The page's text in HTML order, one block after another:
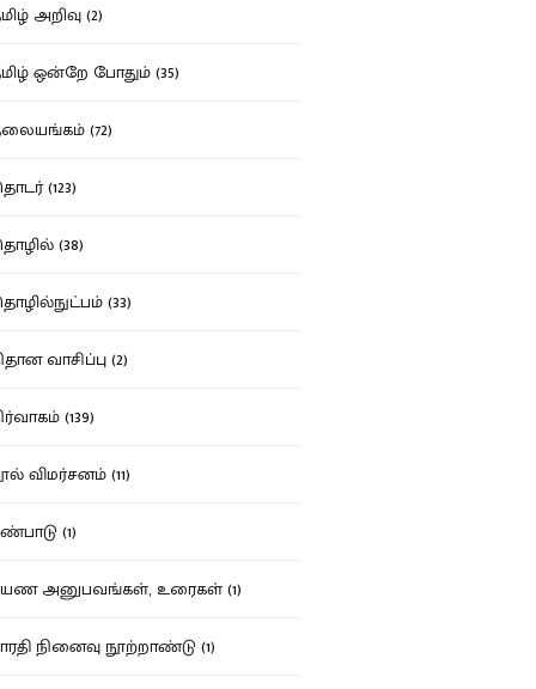
அறிவு (2)
ஒன்றே போதும் (35)
(72)
(123)
(38)
(33)
வாசிப்பு (2)
(139)
விமர்சனம் (11)
(1)
அனுபவங்கள், உரைகள் (1)
நினைவு நூற்றாண்டு (1)